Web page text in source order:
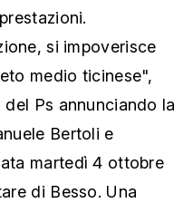
si impoverisce
medio ticinese",
Ps annunciando la
Bertoli e
martedì 4 ottobre
di Besso. Una